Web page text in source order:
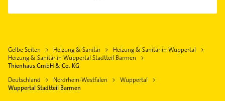
Vohwinkel
Solingen
Wermelskirchen
Mettmann
Haan Rheinland
Gasinstallateur
Hausarzt
Arzt
Sanitärinstallation
Bauunternehmen
Hausarzt
Allgemeinarzt
Gelbe Seiten Heizung & Sanitär
Heizung & Sanitär in Wuppertal
Heizung & Sanitär in Wuppertal Stadtteil Barmen
Thienhaus GmbH & Co. KG
Deutschland
Nordrhein-Westfalen
Wuppertal
Wuppertal Stadtteil Barmen